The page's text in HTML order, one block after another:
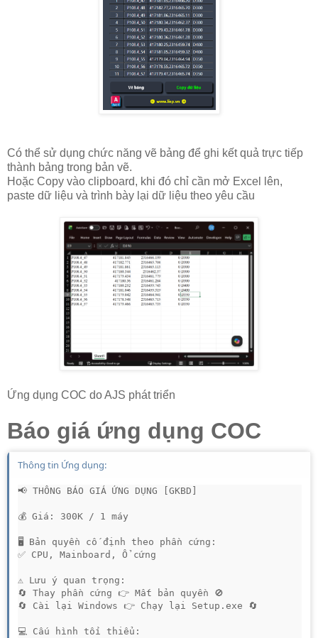
Có thể sử dụng chức năng vẽ bảng để ghi kết quả trực tiếp
thành bảng trong bản vẽ.
Hoặc Copy vào clipboard, khi đó chỉ cần mở Excel lên,
paste dữ liệu và trình bày lại dữ liệu theo yêu cầu
Ứng dụng COC do AJS phát triển
Báo giá ứng dụng COC
Thông tin Ứng dụng:
📢 THÔNG BÁO GIÁ ỨNG DỤNG [GKBD]
💰 Giá: 300K / 1 máy
🖥 Bản quyền cố định theo phần cứng:
✅ CPU, Mainboard, Ổ cứng
⚠ Lưu ý quan trọng:
🔄 Thay phần cứng 👉 Mất bản quyền 🚫
🔄 Cài lại Windows 👉 Chạy lại Setup.exe 🔄
💻 Cấu hình tối thiểu: